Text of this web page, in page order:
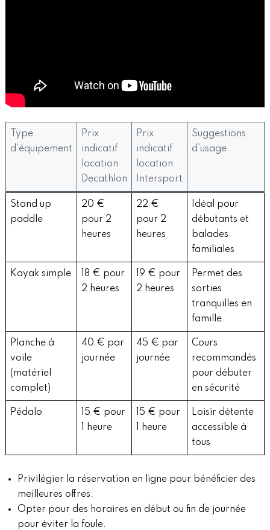
Type
d’équipement
Prix
indicatif
location
Decathlon
Prix
indicatif
location
Intersport
Suggestions
d’usage
Stand up
paddle
20 €
pour 2
heures
22 €
pour 2
heures
Idéal pour
débutants et
balades
familiales
Kayak simple
18 € pour
2 heures
19 € pour
2 heures
Permet des
sorties
tranquilles en
famille
Planche à
voile
(matériel
complet)
40 € par
journée
45 € par
journée
Cours
recommandés
pour débuter
en sécurité
Pédalo
15 € pour
1 heure
15 € pour
1 heure
Loisir détente
accessible à
tous
Privilégier la réservation en ligne pour bénéficier des
meilleures offres.
Opter pour des horaires en début ou fin de journée
pour éviter la foule.